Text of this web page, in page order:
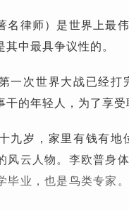
名律师）是世界上最
中最具争议性的。
一次世界大战已经
的年轻人，为了享
九岁，家里有钱有
风云人物。李欧普身
毕业，也是鸟类专家